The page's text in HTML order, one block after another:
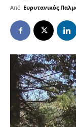
Από Ευρυτανικός